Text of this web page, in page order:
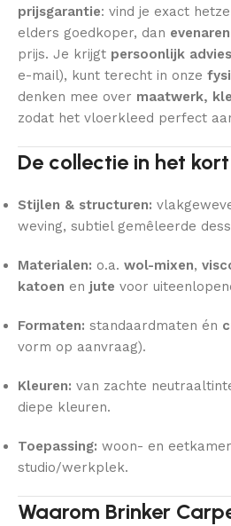
prijsgarantie: vind je exact
elders goedkoper, dan
prijs. Je krijgt persoonlijk advies
e-mail), kunt terecht in onze
denken mee over maatwerk,
zodat het vloerkleed perfect
De collectie in het kort
Stijlen & structuren:
weving, subtiel gemêleerde
Materialen: o.a. wol-mixen,
katoen en jute voor
Formaten: standaardmaten én
vorm op aanvraag).
Kleuren: van zachte
diepe kleuren.
Toepassing: woon- en
studio/werkplek.
Waarom Brinker